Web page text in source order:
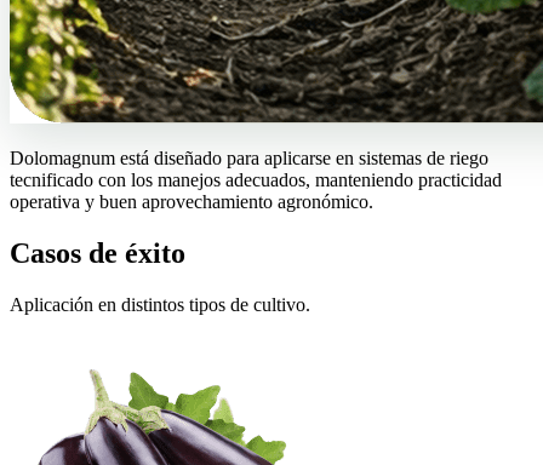
Dolomagnum está diseñado para aplicarse en sistemas de riego
tecnificado con los manejos adecuados, manteniendo practicidad
operativa y buen aprovechamiento agronómico.
Casos de éxito
Aplicación en distintos tipos de cultivo.